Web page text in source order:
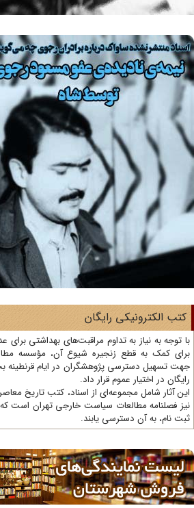
الکترونیکی رایگان
کمک به قطع زنجیره شیوع آن، مؤسسه
تسهیل دسترسی پژوهشگران در ایام قرنطینه
در اختیار عموم قرار داد.
آثار شامل مجموعه‌ای از اسناد، کتب تاریخ معاصر،
فصلنامه مطالعات سیاست خارجی تهران است که
نام، به آن دسترسی یابند.